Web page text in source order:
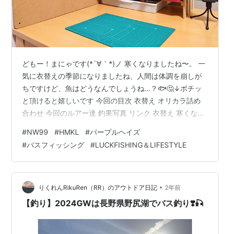
どもー！まにゃです(*´∀｀*)ノ 寒くなりましたね〜。 一
気に衣替えの季節になりましたね、人間は体調を崩しが
ちですけど、魚はどうなんでしょうね…？🐟🤔↓ポチッ
と頂けると嬉しいです 今回の目次 衣替え オリカラ詰め
合わせ 今回のルアー達 釣果写真 リンク 衣替え 寒くなっ
机へ〜 スノコ棚も釣具満載になりました😉✨ コルクボー
ドにはラッキークラフトのネットワークルアーとまだ使
用してないルアーやステッカー、替えスプールを陳列。
こうやってる時が一番楽しかったりするもんです😆⤴️
（来月には散らかってるでしょうケド）ここから今回の
釣具をチョイスし…
#NW99 #HMKL #パープルヘイズ
#バスフィッシング #LUCKFISHING＆LIFESTYLE
りくれんRikuRen（RR）のアウトドア日記 • 2年前
【釣り】2024GWは長野県野尻湖でバス釣り❣️🎣